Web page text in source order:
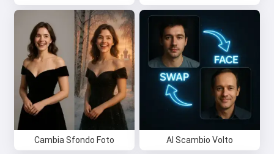
Cambia Sfondo Foto AI Scambio Volto